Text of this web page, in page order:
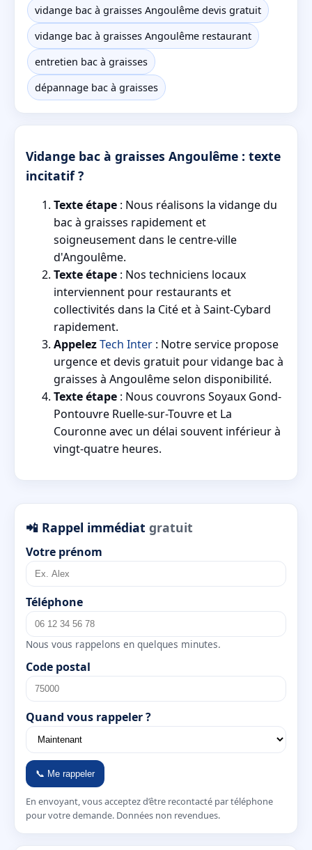
vidange bac à graisses Angoulême devis gratuit
vidange bac à graisses Angoulême restaurant
entretien bac à graisses
dépannage bac à graisses
Vidange bac à graisses Angoulême : texte
incitatif ?
Texte étape : Nous réalisons la vidange du
bac à graisses rapidement et
soigneusement dans le centre-ville
d'Angoulême.
Texte étape : Nos techniciens locaux
interviennent pour restaurants et
collectivités dans la Cité et à Saint-Cybard
rapidement.
AppelezTech Inter : Notre service propose
urgence et devis gratuit pour vidange bac à
graisses à Angoulême selon disponibilité.
Texte étape : Nous couvrons Soyaux Gond-
Pontouvre Ruelle-sur-Touvre et La
Couronne avec un délai souvent inférieur à
vingt-quatre heures.
📲 Rappel immédiat gratuit
Votre prénom
Téléphone
Nous vous rappelons en quelques minutes.
Code postal
Quand vous rappeler ?
📞 Me rappeler
En envoyant, vous acceptez d’être recontacté par téléphone
pour votre demande. Données non revendues.